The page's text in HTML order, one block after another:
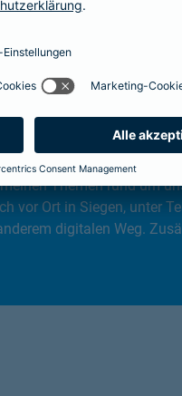
Themen rund um
vor Ort in Siegen, unter
digitalen Weg.